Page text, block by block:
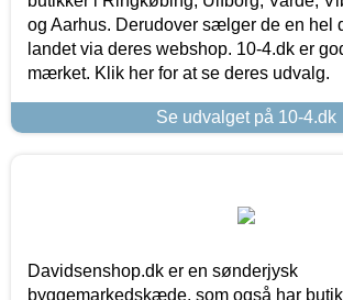
og Aarhus. Derudover sælger de en hel
landet via deres webshop. 10-4.dk er
mærket. Klik her for at se deres udvalg.
Se udvalget på 10-4.dk
Davidsenshop.dk er en sønderjysk
byggemarkedskæde, som også har